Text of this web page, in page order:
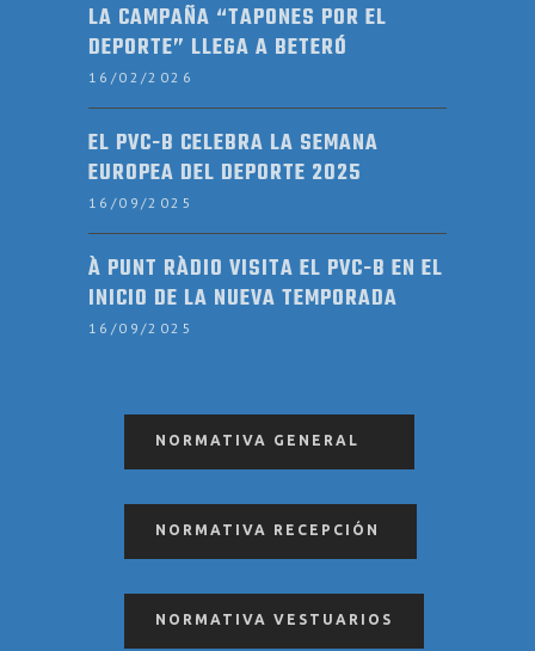
LA CAMPAÑA “TAPONES POR EL
DEPORTE” LLEGA A BETERÓ
16/02/2026
EL PVC-B CELEBRA LA SEMANA
EUROPEA DEL DEPORTE 2025
16/09/2025
À PUNT RÀDIO VISITA EL PVC-B EN EL
INICIO DE LA NUEVA TEMPORADA
16/09/2025
NORMATIVA GENERAL
NORMATIVA RECEPCIÓN
NORMATIVA VESTUARIOS